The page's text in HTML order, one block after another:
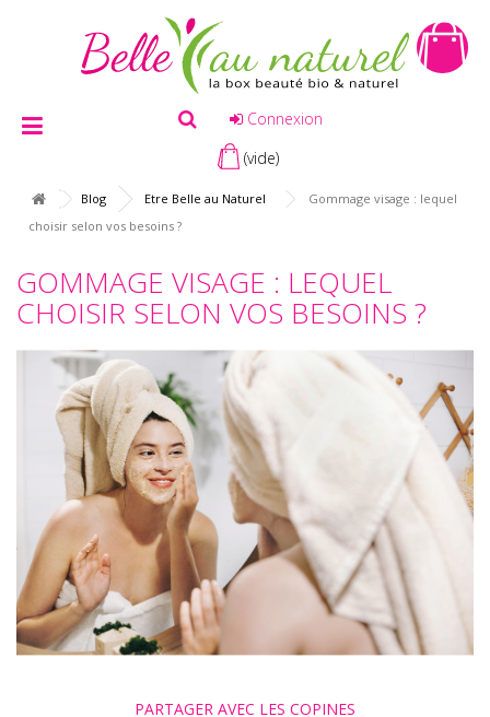
Connexion
(vide)
Blog Etre Belle au Naturel
Gommage visage : lequel
choisir selon vos besoins ?
GOMMAGE VISAGE : LEQUEL
CHOISIR SELON VOS BESOINS ?
PARTAGER AVEC LES COPINES